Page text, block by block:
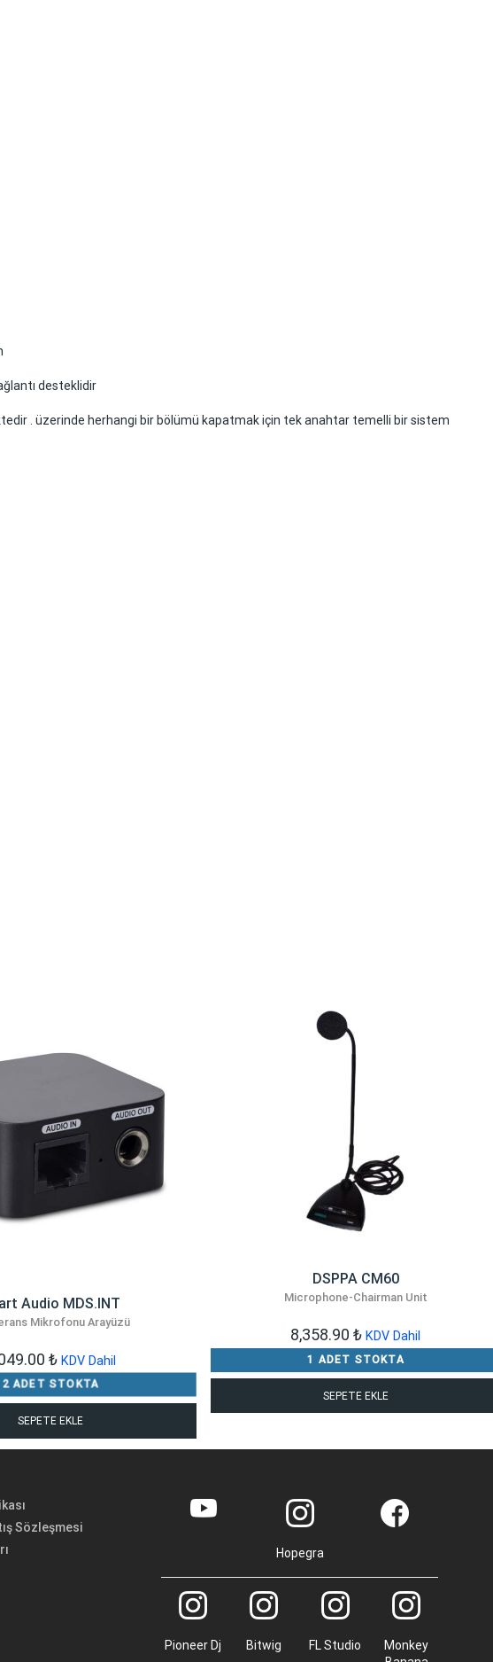
desteklidir
. üzerinde herhangi bir bölümü kapatmak için tek anahtar temelli bir sistem
Audio MDS.INT
Mikrofonu Arayüzü
₺ KDV Dahil
2 ADET STOKTA
SEPETE EKLE
DSPPA CM60
Microphone-Chairman Unit
8,358.90₺ KDV Dahil
1 ADET STOKTA
SEPETE EKLE
Sözleşmesi
Hopegra
Pioneer Dj Bitwig FL Studio
Monkey